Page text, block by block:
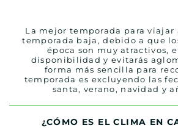
La mejor temporada para viajar
temporada baja, debido a que
época son muy atractivos,
disponibilidad y evitarás
forma más sencilla para
temporada es excluyendo las
santa, verano, navidad y
¿CÓMO ES EL CLIMA EN